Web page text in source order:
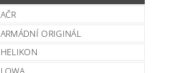
AČR
ARMÁDNÍ ORIGINÁL
HELIKON